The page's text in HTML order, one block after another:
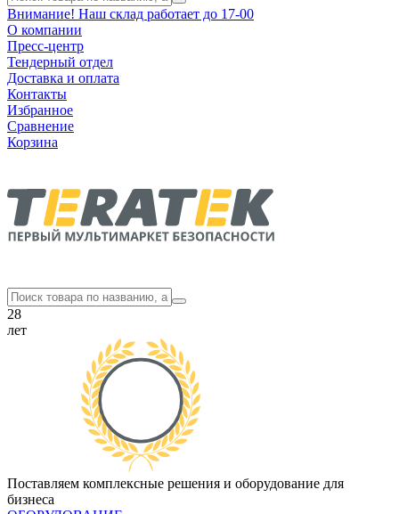
Внимание! Наш склад работает до 17-00
О компании
Пресс-центр
Тендерный отдел
Доставка и оплата
Контакты
Избранное
Сравнение
Корзина
28
лет
Поставляем комплексные решения и оборудование для
бизнеса